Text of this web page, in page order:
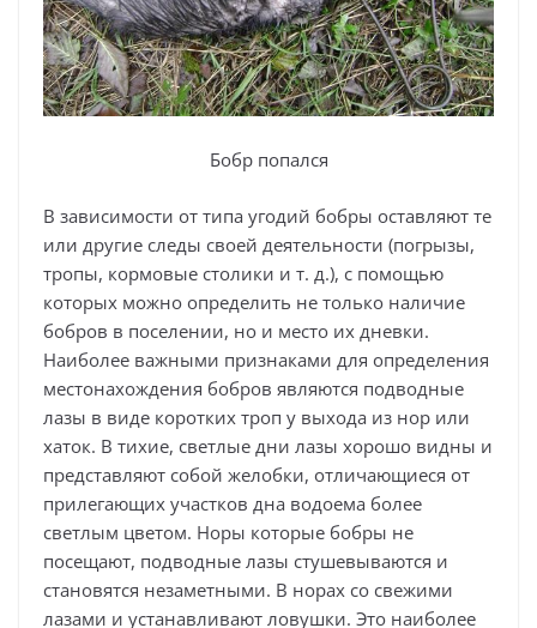
Бобр попался
В зависимости от типа угодий бобры оставляют те
или другие следы своей деятельности (погрызы,
тропы, кормовые столики и т. д.), с помощью
которых можно определить не только наличие
бобров в поселении, но и место их дневки.
Наиболее важными признаками для определения
местонахождения бобров являются подводные
лазы в виде коротких троп у выхода из нор или
хаток. В тихие, светлые дни лазы хорошо видны и
представляют собой желобки, отличающиеся от
прилегающих участков дна водоема более
светлым цветом. Норы которые бобры не
посещают, подводные лазы стушевываются и
становятся незаметными. В норах со свежими
лазами и устанавливают ловушки. Это наиболее